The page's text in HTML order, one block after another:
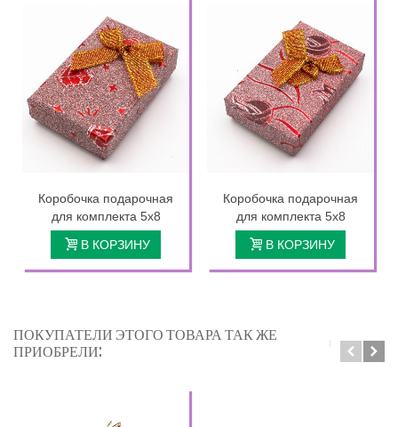
Коробочка подарочная
для комплекта 5х8
В КОРЗИНУ
Коробочка подарочная
для комплекта 5х8
В КОРЗИНУ
ПОКУПАТЕЛИ ЭТОГО ТОВАРА ТАК ЖЕ
ПРИОБРЕЛИ: